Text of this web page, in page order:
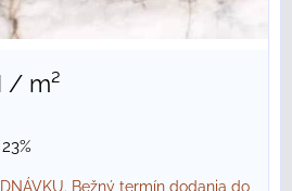
/ m²
Bežný termín dodania do